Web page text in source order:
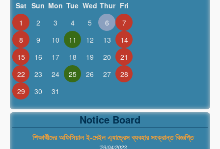
Sat Sun Mon Tue Wed Thur Fri
1
2 3 4 5 6
7
8
9 10 11 12 13
14
15
16 17 18 19 20
21
22
23 24 25 26 27
28
29
30 31
Notice Board
শিক্ষার্থীদের অফিসিয়াল ই-মেইল এ্যাড্রেস ব্যবহার সংক্রান্ত বিজ্ঞপ্তি
'29/04/2023